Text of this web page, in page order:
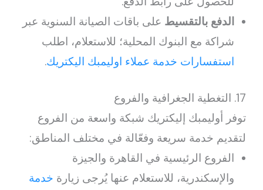
الدفع بالتقسيط على باقات الصيانة السنوية عبر
شراكة مع البنوك المحلية؛ للاستعلام، اطلب
استفسارات خدمة عملاء اوليمبك اليكتريك.
17. التغطية الجغرافية والفروع
توفر أوليمبك إليكتريك شبكة واسعة من الفروع
لتقديم خدمة سريعة وفعّالة في مختلف المناطق:
الفروع الرئيسية في القاهرة والجيزة
والإسكندرية، للاستعلام عنها يُرجى زيارة خدمة